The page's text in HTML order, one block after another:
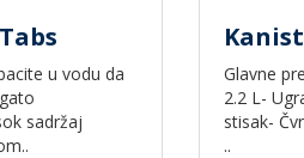
u vodu da
sadržaj
Glavne
2.2 L-
stisak-
..